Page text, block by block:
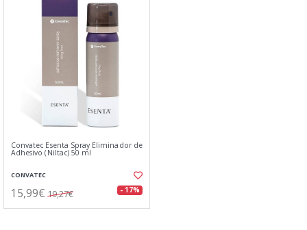
Convatec Esenta Spray Eliminador de
Adhesivo (Niltac) 50 ml
CONVATEC
15,99€ 19,27€ - 17%